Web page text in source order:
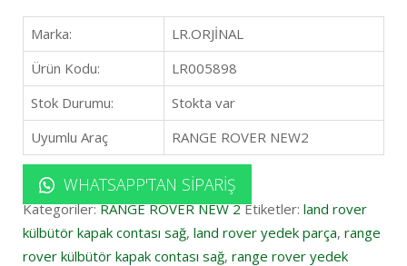
Marka:
LR.ORJİNAL
Ürün Kodu:
LR005898
Stok Durumu:
Stokta var
Uyumlu Araç
RANGE ROVER NEW2
WHATSAPP'TAN SIPARIŞ
Kategoriler:RANGE ROVER NEW 2 Etiketler: land rover
külbütör kapak contası sağ, land rover yedek parça, range
rover külbütör kapak contası sağ, range rover yedek